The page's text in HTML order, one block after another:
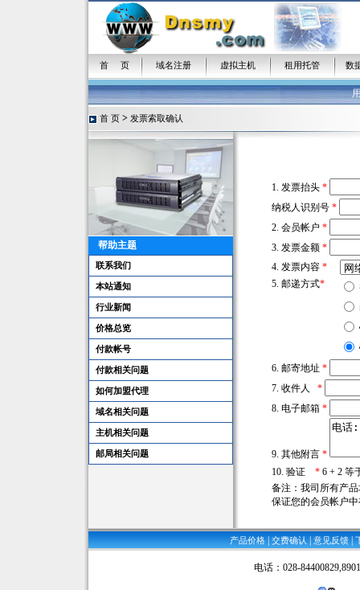
首 页 域名注册 虚拟主机 租用托管 数
首 页 > 发票索取确认
帮助主题
联系我们
本站通知
行业新闻
价格总览
付款帐号
付款相关问题
如何加盟代理
域名相关问题
主机相关问题
邮局相关问题
1. 发票抬头*
纳税人识别号*
2. 会员帐户 *
3. 发票金额 *
4. 发票内容*
5. 邮递方式*
6. 邮寄地址 *
7. 收件人 *
8. 电子邮箱 *
9. 其他附言 *
10. 验证 *6 + 2 等
备注：我司所有产
保证您的会员帐户
产品价格 | 交费确认 | 意见反馈 |
电话：028-